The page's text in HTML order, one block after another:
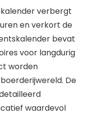
verbergt
en verkort de
bevat
voor langdurig
worden
De
waardevol